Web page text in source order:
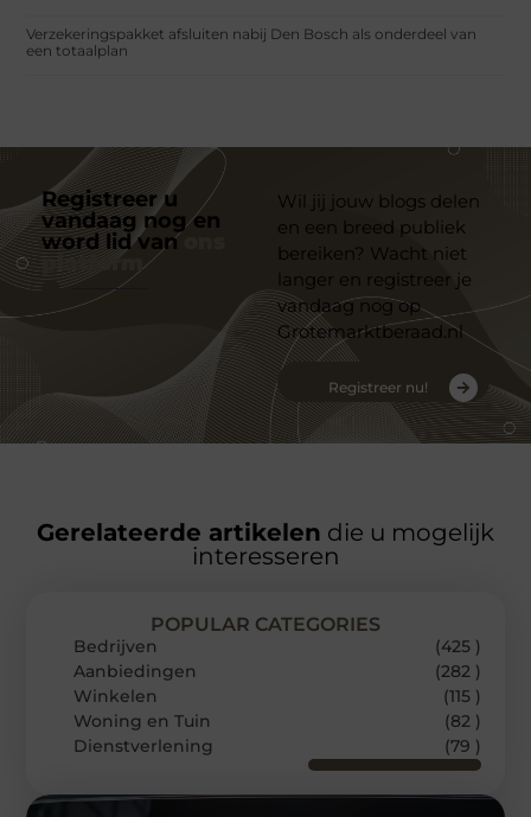
Verzekeringspakket afsluiten nabij Den Bosch als onderdeel van
een totaalplan
Registreer u
vandaag nog en
word lid van
platform
Wil jij jouw blogs delen
en een breed publiek
bereiken? Wacht niet
langer en registreer je
vandaag nog op
Grotemarktberaad.nl
Registreer nu!
Gerelateerde artikelen die u mogelijk
interesseren
POPULAR CATEGORIES
Bedrijven
(425 )
Aanbiedingen
(282 )
Winkelen
(115 )
Woning en Tuin
(82 )
Dienstverlening
(79 )